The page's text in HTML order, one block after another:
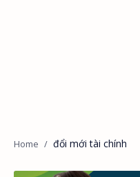
đổi mới tài chính